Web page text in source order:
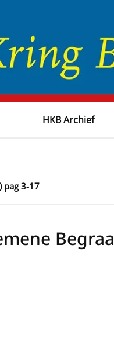
HKB Archief
pag 3-17